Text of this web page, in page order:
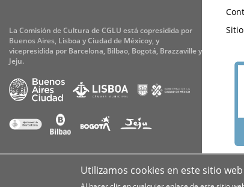
La Comisión de Cultura de CGLU está copresidida por
Buenos Aires, Lisboa y Ciudad de Méxicoy, y
vicepresidida por Barcelona, Bilbao, Bogotá, Brazzaville y
Jeju.
Aviso legal Cookies Privacidad
Utilizamos cookies en este sitio